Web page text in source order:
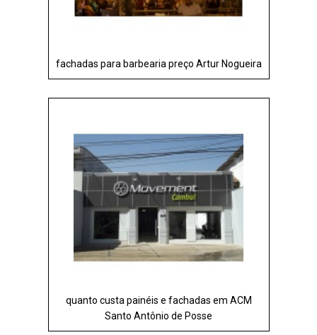
fachadas para barbearia preço Artur Nogueira
quanto custa painéis e fachadas em ACM
Santo Antônio de Posse